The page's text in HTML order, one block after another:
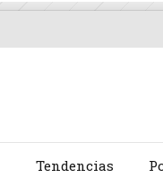
Tendencias